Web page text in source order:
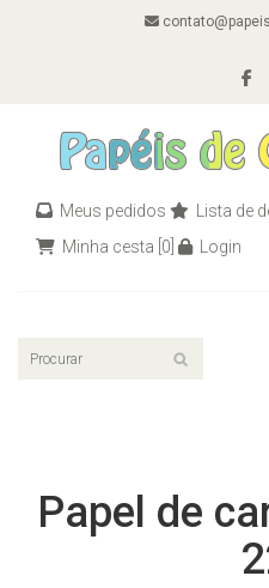
Meus pedidos Lista de
Minha cesta [0] Login
Papel de